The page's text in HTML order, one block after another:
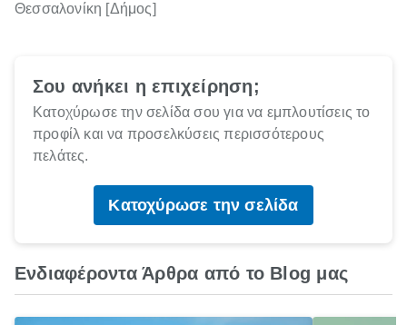
Θεσσαλονίκη [Δήμος]
Σου ανήκει η επιχείρηση;
Κατοχύρωσε την σελίδα σου για να εμπλουτίσεις το
προφίλ και να προσελκύσεις περισσότερους
πελάτες.
Κατοχύρωσε την σελίδα
Ενδιαφέροντα Άρθρα από το Blog μας